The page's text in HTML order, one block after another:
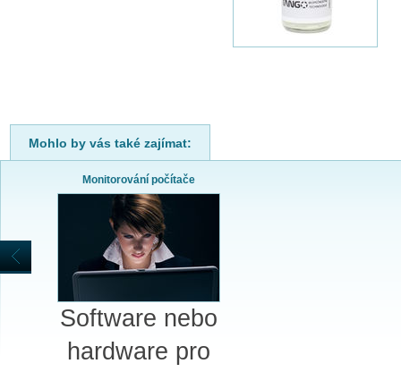
Mohlo by vás také zajímat:
Monitorování počítače
Software nebo
hardware pro